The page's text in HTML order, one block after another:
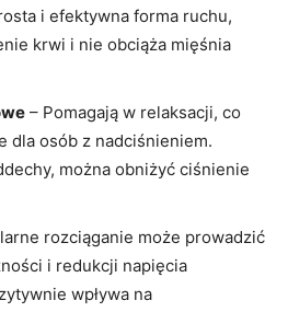
i efektywna forma ruchu,
krwi i nie obciąża mięśnia
– Pomagają w relaksacji, co
dla osób z nadciśnieniem.
można obniżyć ciśnienie
rozciąganie może prowadzić
i redukcji napięcia
wpływa na